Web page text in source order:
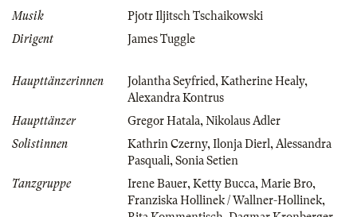
Musik
Pjotr Iljitsch Tschaikowski
Dirigent
James Tuggle
Haupttänzerinnen Jolantha Seyfried, Katherine Healy,
Alexandra Kontrus
Haupttänzer
Gregor Hatala, Nikolaus Adler
Solistinnen
Kathrin Czerny, Ilonja Dierl , Alessandra
Pasquali, Sonia Setien
Tanzgruppe
Irene Bauer, Ketty Bucca, Marie Bro,
Franziska Hollinek / Wallner-Hollinek,